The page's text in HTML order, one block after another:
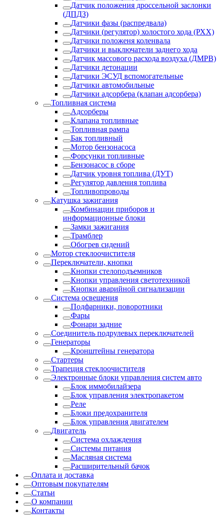
Датчик положения дроссельной заслонки
(ДПДЗ)
Датчики фазы (распредвала)
Датчики (регулятор) холостого хода (РХХ)
Датчики положеня коленвала
Датчики и выключатели заднего хода
Датчик массового расхода воздуха (ДМРВ)
Датчики детонации
Датчики ЭСУД вспомогательные
Датчики автомобильные
Датчики адсорбера (клапан адсорбера)
Топливная система
Адсорберы
Клапана топливные
Топливная рампа
Бак топливный
Мотор бензонасоса
Форсунки топливные
Бензонасос в сборе
Датчик уровня топлива (ДУТ)
Регулятор давления топлива
Топливопроводы
Катушка зажигания
Комбинации приборов и
информационные блоки
Замки зажигания
Трамблер
Обогрев сидений
Мотор стеклоочистителя
Переключатели, кнопки
Кнопки стелоподъемников
Кнопки управления светотехникой
Кнопки аварийной сигнализации
Система освещения
Подфарники, поворотники
Фары
Фонари задние
Соединитель подрулевых переключателей
Генераторы
Кронштейны генератора
Стартеры
Трапеция стеклоочистителя
Электронные блоки управления систем авто
Блок иммобилайзера
Блок управления электропакетом
Реле
Блоки предохранителя
Блок управления двигателем
Двигатель
Система охлаждения
Системы питания
Масляная система
Расширительный бачок
Оплата и доставка
Оптовым покупателям
Статьи
О компании
Контакты